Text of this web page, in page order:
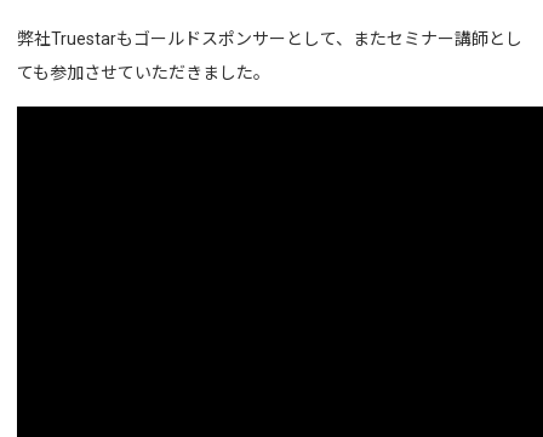
弊社Truestarもゴールドスポンサーとして、またセミナー講師とし
ても参加させていただきました。